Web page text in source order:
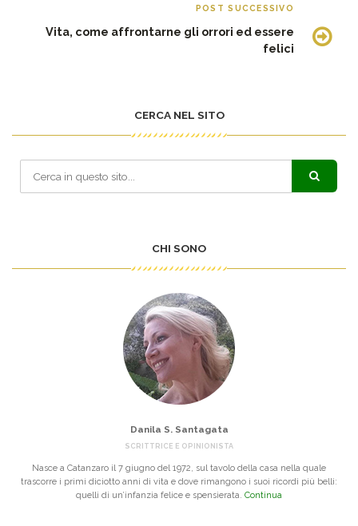
POST SUCCESSIVO
Vita, come affrontarne gli orrori ed essere
felici
CERCA NEL SITO
CHI SONO
Danila S. Santagata
SCRITTRICE E OPINIONISTA
Nasce a Catanzaro il 7 giugno del 1972, sul tavolo della casa nella quale
trascorre i primi diciotto anni di vita e dove rimangono i suoi ricordi più belli:
quelli di un’infanzia felice e spensierata. Continua